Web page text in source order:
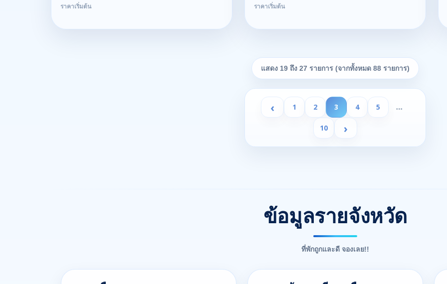
ราคาเริ่มต้น ราคาเริ่มต้น
แสดง 19 ถึง 27 รายการ (จากทั้งหมด 88 รายการ)
‹ 1 2 3 4 5 …
10 ›
ข้อมูลรายจังหวัด
ที่พักถูกและดี จองเลย!!